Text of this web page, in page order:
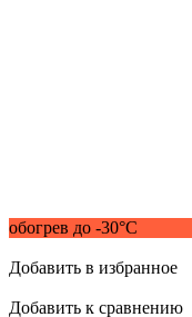
обогрев до -30°С
Добавить в избранное
Добавить к сравнению